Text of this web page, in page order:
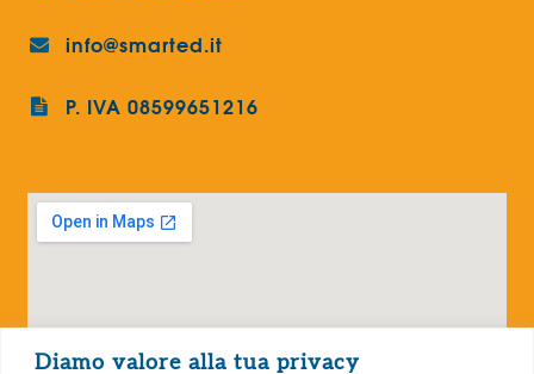
Diamo valore alla tua privacy
info@smarted.it
P. IVA 08599651216